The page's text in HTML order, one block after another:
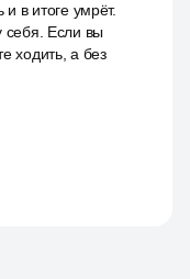
в итоге умрёт.
себя. Если вы
ходить, а без